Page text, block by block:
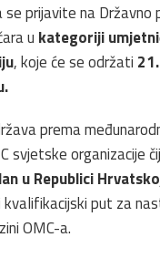
se prijavite na Državno
u kategoriji
, koje će se održati
prema
svjetske organizacije
u Republici
put za
OMC-a.